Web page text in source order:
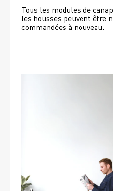
Tous les modules de
les housses peuvent être
commandées à nouveau.